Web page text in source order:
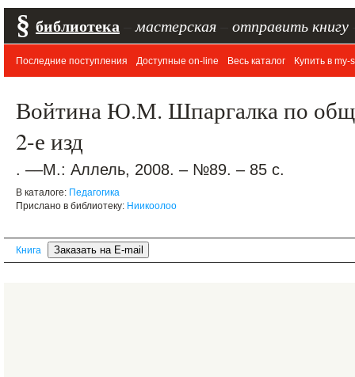
§ библиотека мастерская отправить книгу
Последние поступления Доступные on-line Весь каталог Купить в my-
Войтина Ю.М. Шпаргалка по
2-е изд
. ––М.: Аллель, 2008. – №89. – 85 с.
В каталоге: Педагогика
Прислано в библиотеку: Ниикоолоо
Книга